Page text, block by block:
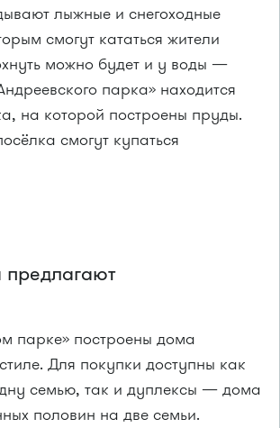
лыжные и снегоходные
смогут кататься жители
можно будет и у воды —
парка» находится
на которой построены пруды.
смогут купаться
парке» построены дома
Для покупки доступны как
семью, так и дуплексы — дома
половин на две семьи.